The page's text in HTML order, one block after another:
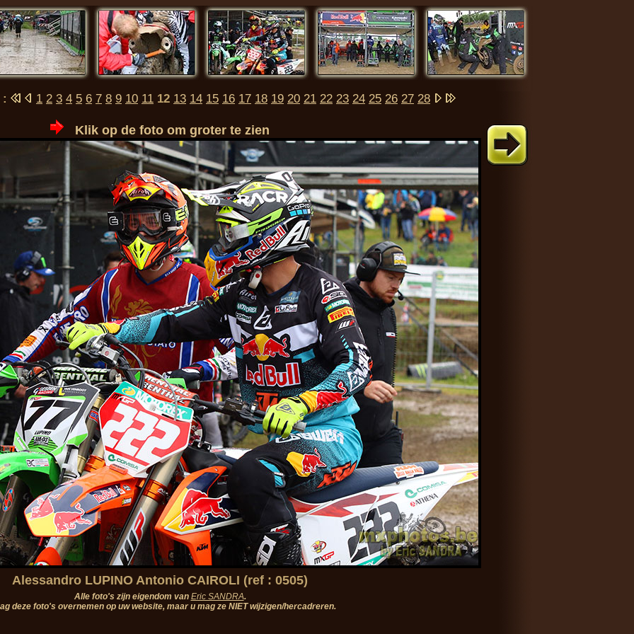
1 2 3 4 5 6 7 8 9 10 11 12 13 14 15 16 17 18 19 20 21 22 23 24 25 26 27 28
Klik op de foto om groter te zien
Alessandro LUPINO Antonio CAIROLI (ref : 0505)
Alle foto's zijn eigendom van Eric SANDRA.
deze foto's overnemen op uw website, maar u mag ze NIET wijzigen/hercadreren.